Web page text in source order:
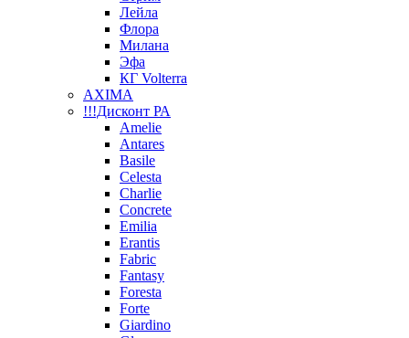
Лейла
Флора
Милана
Эфа
КГ Volterra
AXIMA
!!!Дисконт РА
Amelie
Antares
Basile
Celesta
Charlie
Concrete
Emilia
Erantis
Fabric
Fantasy
Foresta
Forte
Giardino